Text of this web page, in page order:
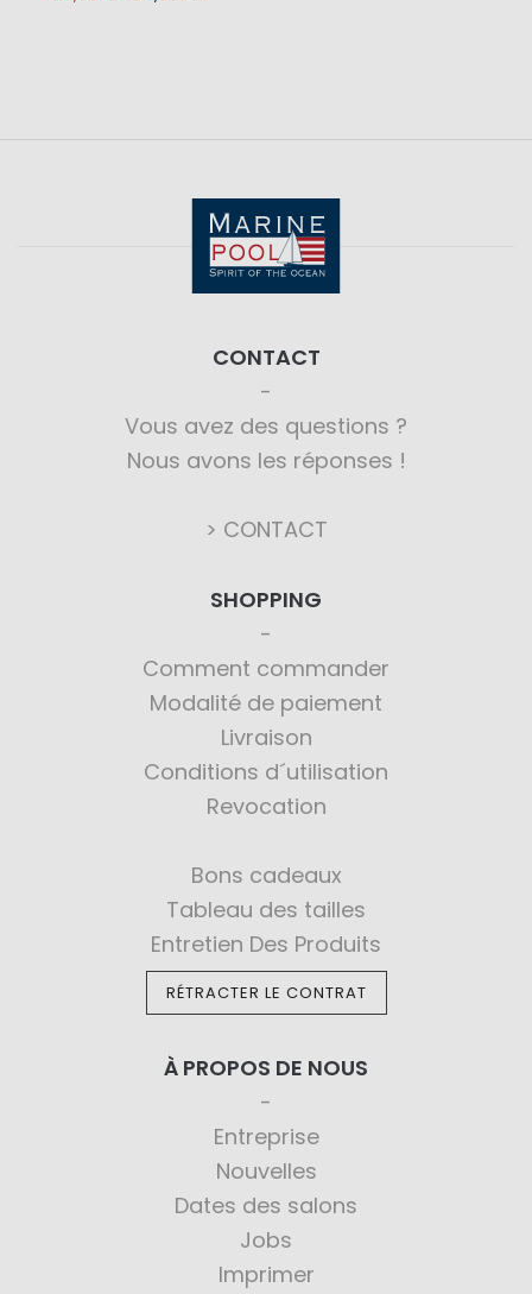
CONTACT
Vous avez des questions ?
Nous avons les réponses !
> CONTACT
SHOPPING
Comment commander
Modalité de paiement
Livraison
Conditions d´utilisation
Revocation
Bons cadeaux
Tableau des tailles
Entretien Des Produits
RÉTRACTER LE CONTRAT
À PROPOS DE NOUS
Entreprise
Nouvelles
Dates des salons
Jobs
Imprimer